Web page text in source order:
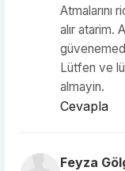
Atmalarını
alır atarim.
Lütfen ve
almayin.
Cevapla
Feyza